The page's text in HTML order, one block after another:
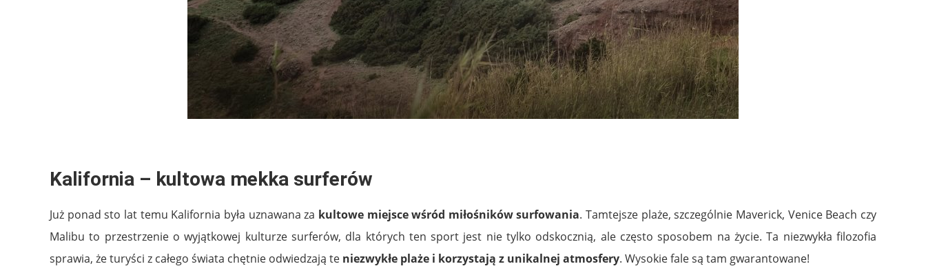
Kalifornia – kultowa mekka surferów
Już ponad sto lat temu Kalifornia była uznawana za kultowe miejsce wśród miłośników surfowania. Tamtejsze plaże, szczególnie Maverick, Venice Beach czy
Malibu to przestrzenie o wyjątkowej kulturze surferów, dla których ten sport jest nie tylko odskocznią, ale często sposobem na życie. Ta niezwykła filozofia
sprawia, że turyści z całego świata chętnie odwiedzają te niezwykłe plaże i korzystają z unikalnej atmosfery. Wysokie fale są tam gwarantowane!